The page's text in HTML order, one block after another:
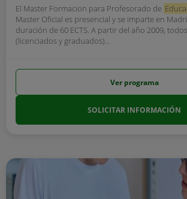
El Master Formacion para Profesorado de
Master Oficial es presencial y se imparte en
duración de 60 ECTS. A partir del año 2009,
(licenciados y graduados)...
Ver programa
SOLICITAR INFORMACIÓN